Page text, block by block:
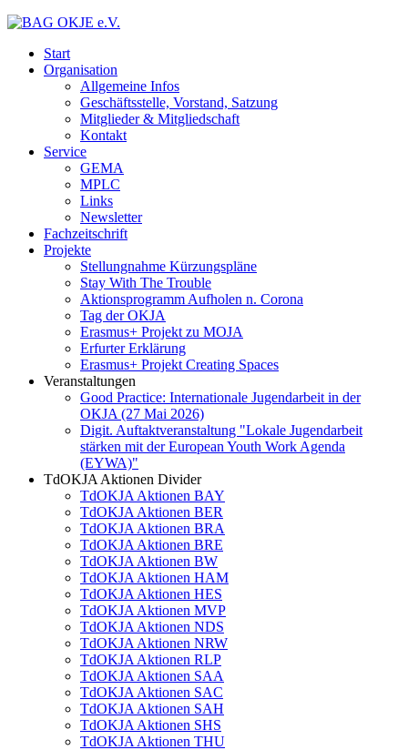
Start
Organisation
Allgemeine Infos
Geschäftsstelle, Vorstand, Satzung
Mitglieder & Mitgliedschaft
Kontakt
Service
GEMA
MPLC
Links
Newsletter
Fachzeitschrift
Projekte
Stellungnahme Kürzungspläne
Stay With The Trouble
Aktionsprogramm Aufholen n. Corona
Tag der OKJA
Erasmus+ Projekt zu MOJA
Erfurter Erklärung
Erasmus+ Projekt Creating Spaces
Veranstaltungen
Good Practice: Internationale Jugendarbeit in der
OKJA (27 Mai 2026)
Digit. Auftaktveranstaltung "Lokale Jugendarbeit
stärken mit der European Youth Work Agenda
(EYWA)"
TdOKJA Aktionen Divider
TdOKJA Aktionen BAY
TdOKJA Aktionen BER
TdOKJA Aktionen BRA
TdOKJA Aktionen BRE
TdOKJA Aktionen BW
TdOKJA Aktionen HAM
TdOKJA Aktionen HES
TdOKJA Aktionen MVP
TdOKJA Aktionen NDS
TdOKJA Aktionen NRW
TdOKJA Aktionen RLP
TdOKJA Aktionen SAA
TdOKJA Aktionen SAC
TdOKJA Aktionen SAH
TdOKJA Aktionen SHS
TdOKJA Aktionen THU